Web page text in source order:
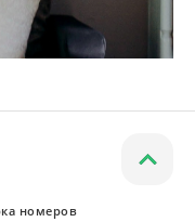
номеров